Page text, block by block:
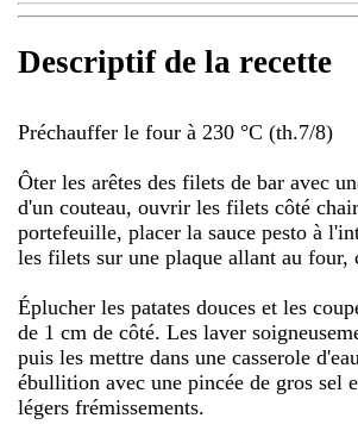
Descriptif de la recette
Préchauffer le four à 230 °C (th.7/8)
Ôter les arêtes des filets de bar avec
d'un couteau, ouvrir les filets côté
portefeuille, placer la sauce pesto à
les filets sur une plaque allant au four,
Éplucher les patates douces et les
de 1 cm de côté. Les laver
puis les mettre dans une casserole
ébullition avec une pincée de gros sel
légers frémissements.